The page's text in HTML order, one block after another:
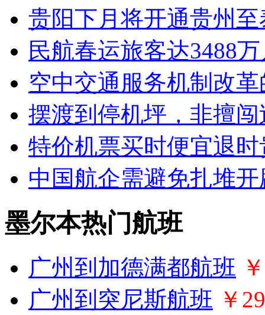
贵阳下月将开通贵州
民航春运旅客达3488
空中交通服务机制改
摆渡到停机坪，非擅闯
特价机票买时便宜退
中国航企需避免扎堆
墨尔本热门航班
广州到加德满都航班
广州到突尼斯航班 ￥